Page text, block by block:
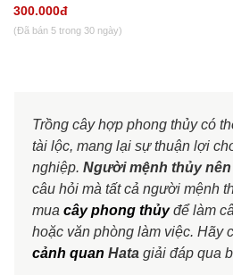
300.000đ
(Đã bán 5 trong 30 ngày)
Trồng cây hợp phong thủy có
tài lộc, mang lại sự thuận lợi
nghiệp. Người mệnh thủy
câu hỏi mà tất cả người mệnh
mua cây phong thủyđể làm
hoặc văn phòng làm việc. Hãy
cảnh quan Hata giải đáp qua